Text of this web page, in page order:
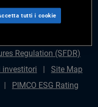
privacy
Gestione
Diritti degli azionisti
Regulation (SFDR)
investitori
Site Map
PIMCO ESG Rating
tutti i cookie